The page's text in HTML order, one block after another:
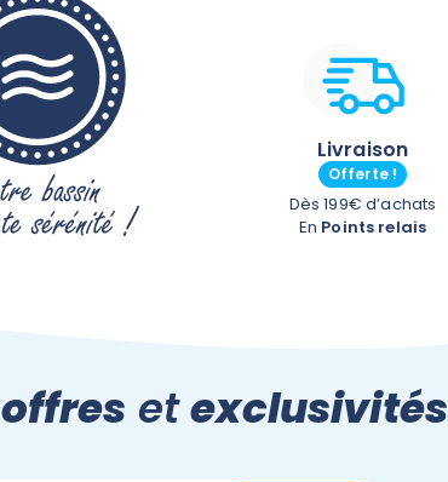
Livraison
Offerte !
Dès 199€ d’achats
En Points relais
offres etexclusivités